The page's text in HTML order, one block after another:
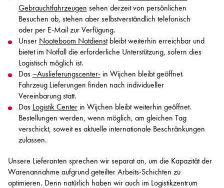
Gebrauchtfahrzeugen sehen derzeit von persönlichen
Besuchen ab, stehen aber selbstverständlich telefonisch
oder per E-Mail zur Verfügung.
Unser Nooteboom Notdienstbleibt weiterhin erreichbar und
bietet im Notfall die erforderliche Unterstützung, sofern dies
Logistisch möglich ist.
Das –Auslieferungscenter-in Wijchen bleibt geöffnet.
Fahrzeug Lieferungen finden nach individueller
Vereinbarung statt.
Das Logistik Centerin Wijchen bleibt weiterhin geöffnet.
Bestellungen werden, wenn möglich, am gleichen Tag
verschickt, soweit es aktuelle internationale Beschränkungen
zulassen.
Unsere Lieferanten sprechen wir separat an, um die Kapazität der
Warenannahme aufgrund geteilter Arbeits-Schichten zu
optimieren. Denn natürlich haben wir auch im Logistikzentrum